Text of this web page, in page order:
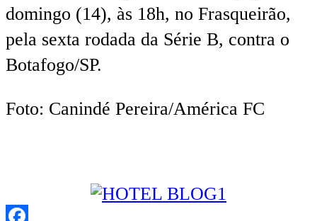
domingo (14), às 18h, no Frasqueirão,
pela sexta rodada da Série B, contra o
Botafogo/SP.
Foto: Canindé Pereira/América FC